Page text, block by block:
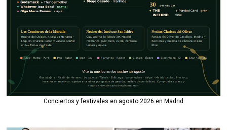
Conciertos y festivales en agosto 2026 en Madrid